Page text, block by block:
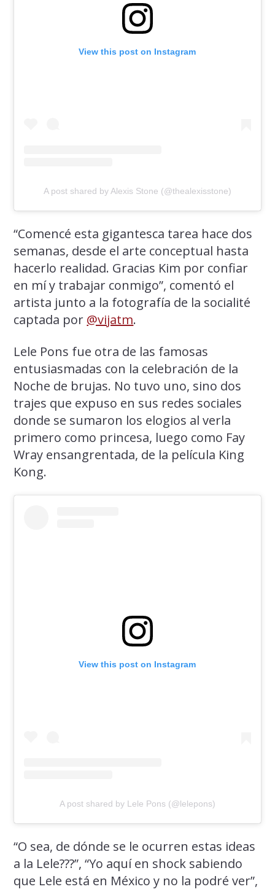
View this post on Instagram
A post shared by Alexis Stone (@thealexisstone)
“Comencé esta gigantesca tarea hace dos
semanas, desde el arte conceptual hasta
hacerlo realidad. Gracias Kim por confiar
en mí y trabajar conmigo”, comentó el
artista junto a la fotografía de la socialité
captada por @vijatm.
Lele Pons fue otra de las famosas
entusiasmadas con la celebración de la
Noche de brujas. No tuvo uno, sino dos
trajes que expuso en sus redes sociales
donde se sumaron los elogios al verla
primero como princesa, luego como Fay
Wray ensangrentada, de la película King
Kong.
View this post on Instagram
A post shared by Lele Pons (@lelepons)
“O sea, de dónde se le ocurren estas ideas
a la Lele???”, “Yo aquí en shock sabiendo
que Lele está en México y no la podré ver”,